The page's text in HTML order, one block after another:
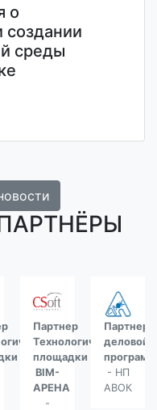
о
создании
среды
Партнер
Технологической
площадки
BIM-
АРЕНА
-
Партнер
деловой
- НП
АВОК